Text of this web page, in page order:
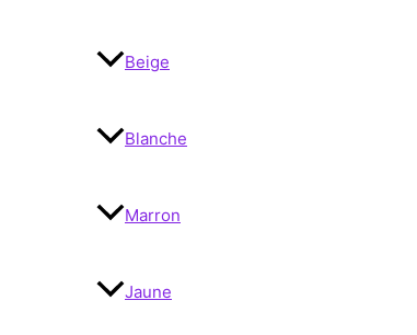
Beige
Blanche
Marron
Jaune